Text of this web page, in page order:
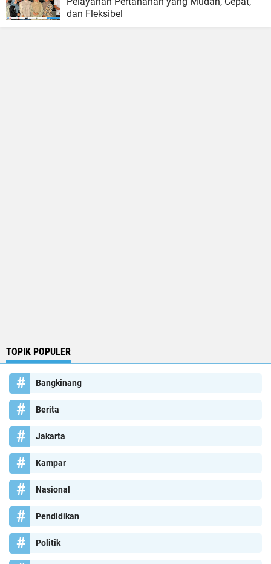
dan Fleksibel
TOPIK POPULER
Bangkinang
Berita
Jakarta
Kampar
Nasional
Pendidikan
Politik